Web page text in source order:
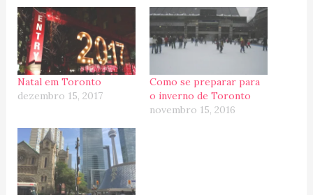
Natal em Toronto
dezembro 15, 2017
Como se preparar para
o inverno de Toronto
novembro 15, 2016